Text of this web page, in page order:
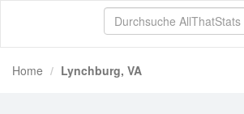
Home Lynchburg, VA